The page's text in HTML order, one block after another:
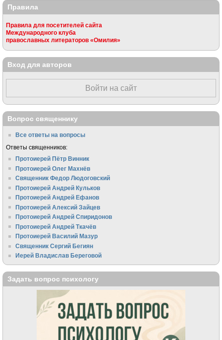
Правила
Правила для посетителей сайта
Международного клуба
православных литераторов «Омилия»
Вход для авторов
Войти на сайт
Вопрос священнику
Все ответы на вопросы
Ответы священников:
Протоиерей Пётр Винник
Протоиерей Олег Махнёв
Священник Федор Людоговский
Протоиерей Андрей Кульков
Протоиерей Андрей Ефанов
Протоиерей Алексий Зайцев
Протоиерей Андрей Спиридонов
Протоиерей Андрей Ткачёв
Протоиерей Василий Мазур
Священник Сергий Бегиян
Иерей Владислав Береговой
Задать вопрос психологу